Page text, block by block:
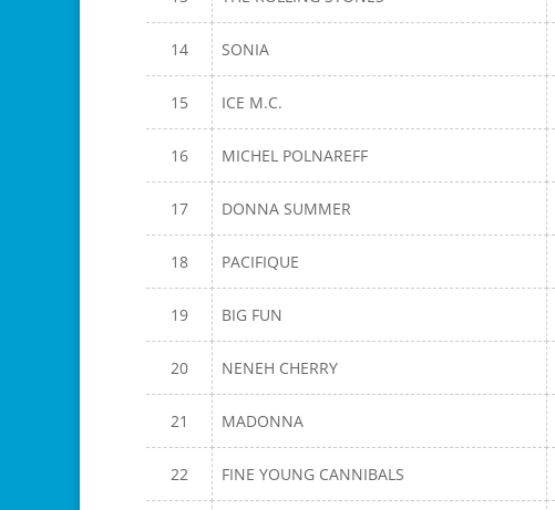
14 SONIA
15 ICE M.C.
16 MICHEL POLNAREFF
17 DONNA SUMMER
18 PACIFIQUE
19 BIG FUN
20 NENEH CHERRY
21 MADONNA
22 FINE YOUNG CANNIBALS